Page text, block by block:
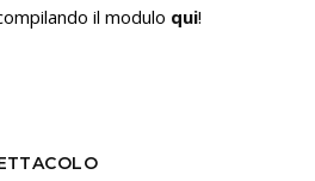
il modulo qui!